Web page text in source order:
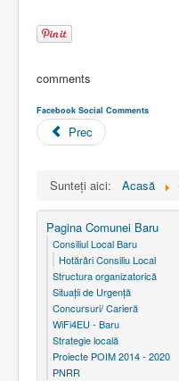
comments
Facebook Social Comments
Prec
Sunteți aici: Acasă
Pagina Comunei Baru
Consiliul Local Baru
Hotărâri Consiliu Local
Structura organizatorică
Situaţii de Urgenţă
Concursuri/ Carieră
WiFi4EU - Baru
Strategie locală
Proiecte POIM 2014 - 2020
PNRR